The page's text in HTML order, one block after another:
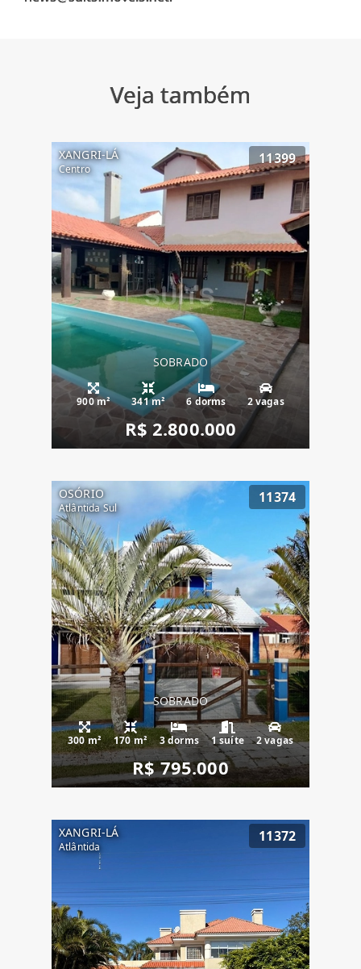
Veja também
XANGRI-LÁ
Centro
11399
SOBRADO
900 m² 341 m² 6 dorms 2 vagas
R$ 2.800.000
OSÓRIO
Atlântida Sul
11374
SOBRADO
300 m² 170 m² 3 dorms 1 suíte 2 vagas
R$ 795.000
XANGRI-LÁ
Atlântida
11372